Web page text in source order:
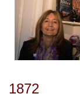
1872